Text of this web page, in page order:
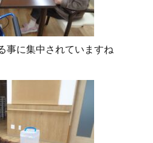
事に集中されていますね